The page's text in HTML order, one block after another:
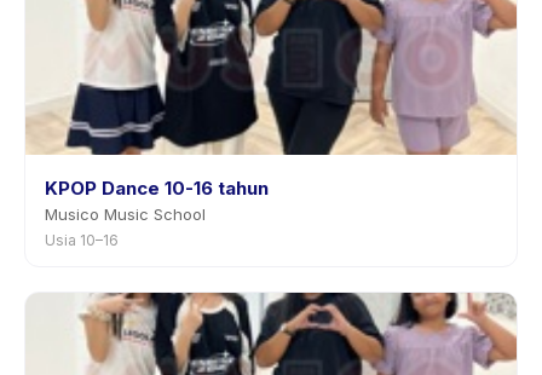
KPOP Dance 10-16 tahun
Musico Music School
Usia 10–16